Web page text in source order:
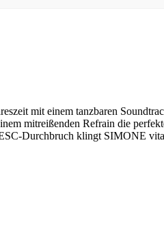
mit einem tanzbaren
mitreißenden Refrain die
Durchbruch klingt SIMONE